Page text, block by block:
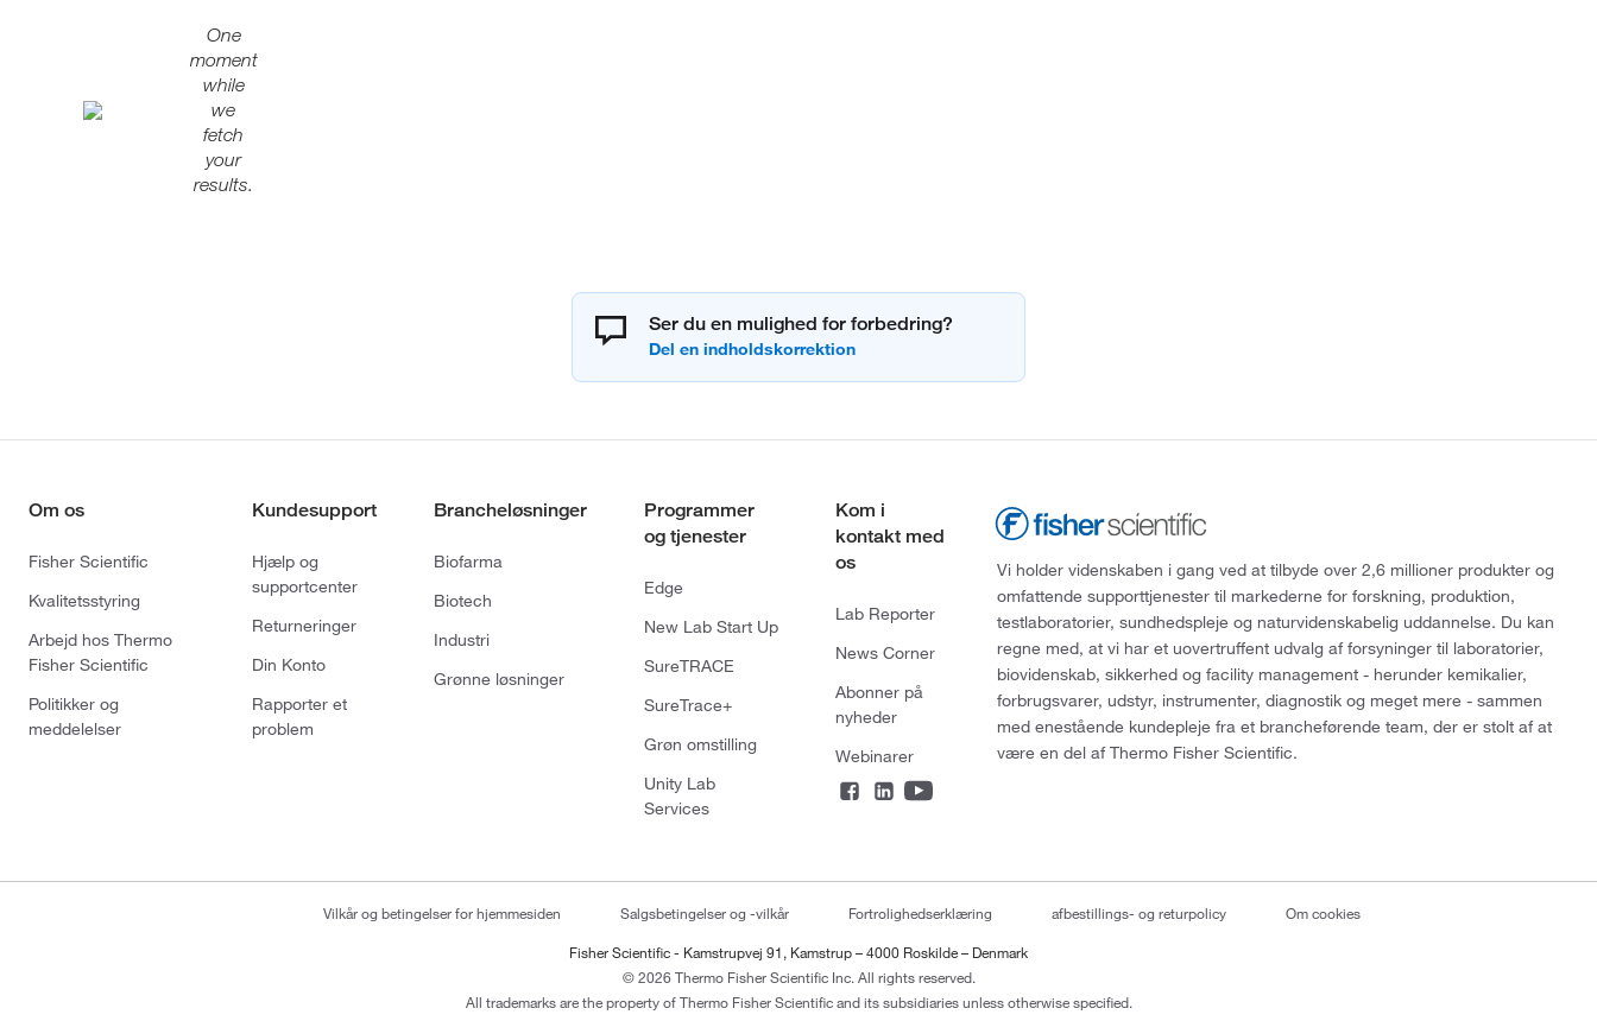
One
moment
while
we
fetch
your
results.
Ser du en mulighed for forbedring?
Om os
Fisher Scientific
Kvalitetsstyring
Arbejd hos Thermo
Fisher Scientific
Politikker og
meddelelser
Kundesupport
Hjælp og
supportcenter
Returneringer
Din Konto
Rapporter et
problem
Brancheløsninger
Biofarma
Biotech
Industri
Grønne løsninger
Programmer
og tjenester
Edge
New Lab Start Up
SureTRACE
SureTrace+
Grøn omstilling
Unity Lab
Services
Kom i
kontakt med
os
Lab Reporter
News Corner
Abonner på
nyheder
Webinarer
Vi holder videnskaben i gang ved at tilbyde over 2,6 millioner produkter og
omfattende supporttjenester til markederne for forskning, produktion,
testlaboratorier, sundhedspleje og naturvidenskabelig uddannelse. Du kan
regne med, at vi har et uovertruffent udvalg af forsyninger til laboratorier,
biovidenskab, sikkerhed og facility management - herunder kemikalier,
forbrugsvarer, udstyr, instrumenter, diagnostik og meget mere - sammen
med enestående kundepleje fra et brancheførende team, der er stolt af at
være en del af Thermo Fisher Scientific.
Vilkår og betingelser for hjemmesiden Salgsbetingelser og -vilkår Fortrolighedserklæring afbestillings- og returpolicy Om cookies
Fisher Scientific - Kamstrupvej 91, Kamstrup – 4000 Roskilde – Denmark
© 2026 Thermo Fisher Scientific Inc. All rights reserved.
All trademarks are the property of Thermo Fisher Scientific and its subsidiaries unless otherwise specified.